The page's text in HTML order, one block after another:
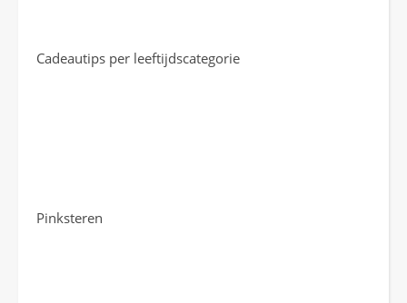
Cadeautips per leeftijdscategorie
Pinksteren